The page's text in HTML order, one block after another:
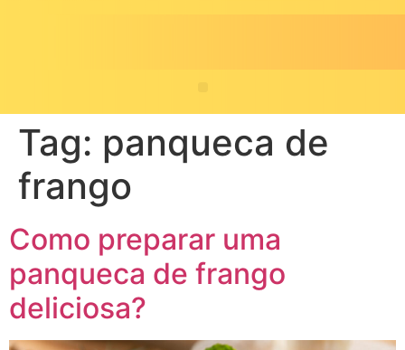
Tag: panqueca de
frango
Como preparar uma
panqueca de frango
deliciosa?